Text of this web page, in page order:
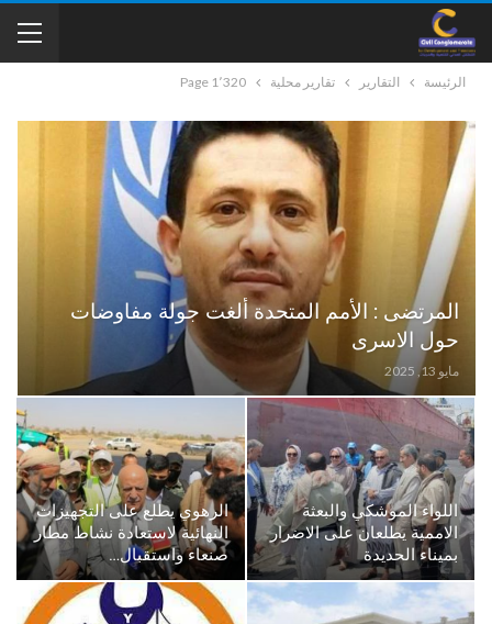
الرئيسة التقارير تقارير محلية Page 1٬320
المرتضى : الأمم المتحدة ألغت جولة مفاوضات
حول الاسرى
مايو 13, 2025
اللواء الموشكي والبعثة
الاممية يطلعان على الاضرار
بميناء الحديدة
الرهوي يطلع على التجهيزات
النهائية لاستعادة نشاط مطار
صنعاء واستقبال…